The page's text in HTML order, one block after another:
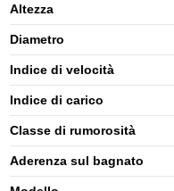
Altezza
Diametro
Indice di velocità
Indice di carico
Classe di rumorosità
Aderenza sul bagnato